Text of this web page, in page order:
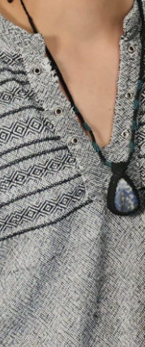
(vielleicht…
Tiznado,
Anagua Suter
01:00:11